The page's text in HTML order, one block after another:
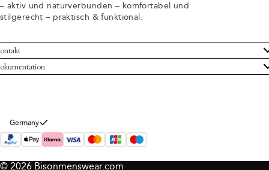
– aktiv und naturverbunden – komfortabel und
stilgerecht – praktisch & funktional.
Bison
Geschäftsbedingungen
Informationen
Germany
© 2026 Bisonmenswear.com